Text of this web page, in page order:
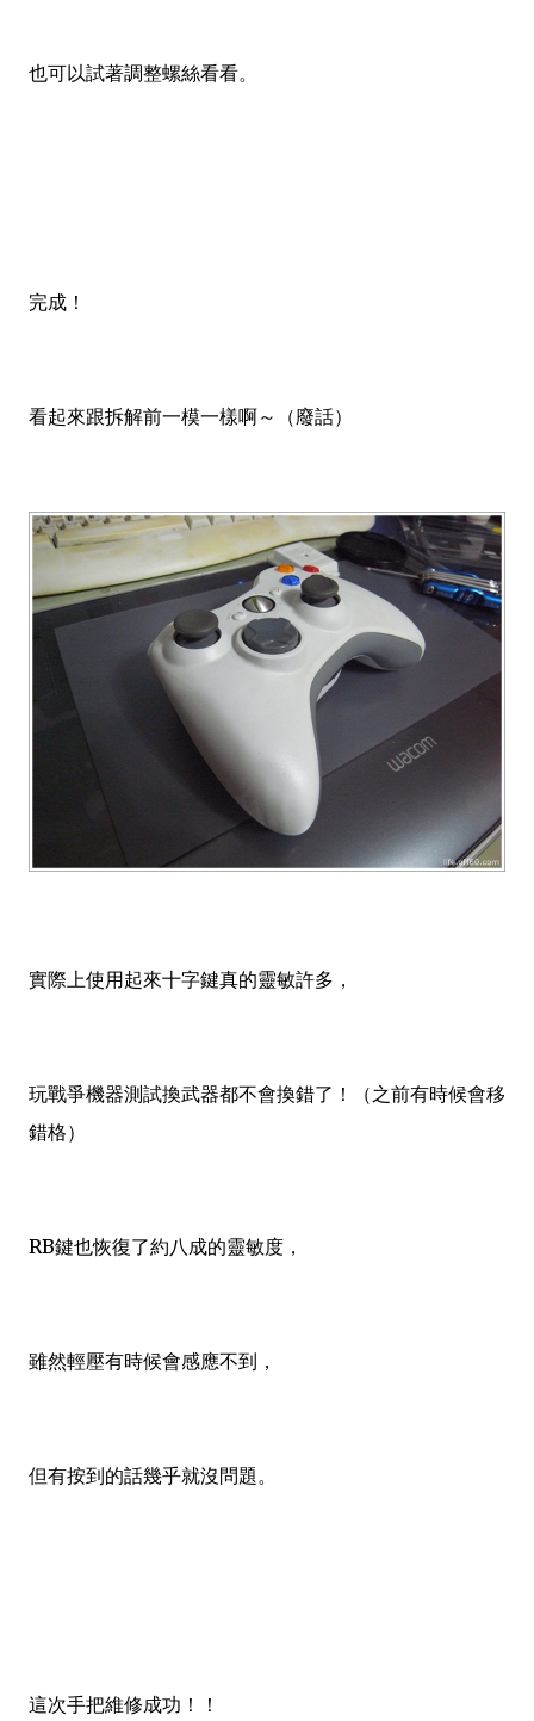
也可以試著調整螺絲看看。
完成！
看起來跟拆解前一模一樣啊～（廢話）
實際上使用起來十字鍵真的靈敏許多，
玩戰爭機器測試換武器都不會換錯了！（之前有時候會移
錯格）
RB鍵也恢復了約八成的靈敏度，
雖然輕壓有時候會感應不到，
但有按到的話幾乎就沒問題。
這次手把維修成功！！